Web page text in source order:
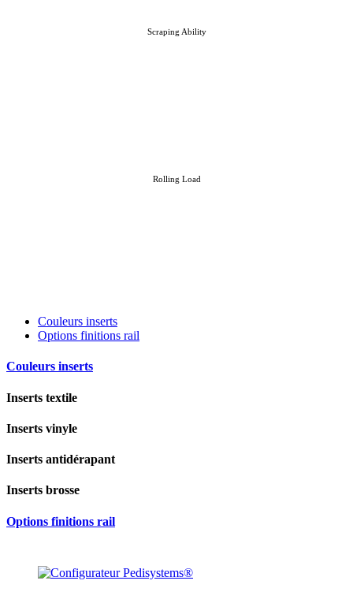
Scraping Ability
Rolling Load
Couleurs inserts
Options finitions rail
Couleurs inserts
Inserts textile
Inserts vinyle
Inserts antidérapant
Inserts brosse
Options finitions rail